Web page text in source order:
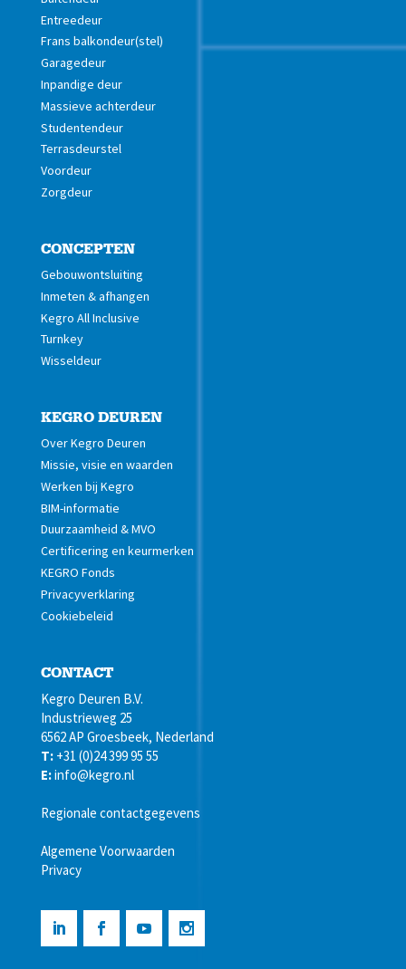
Entreedeur
Frans balkondeur(stel)
Garagedeur
Inpandige deur
Massieve achterdeur
Studentendeur
Terrasdeurstel
Voordeur
Zorgdeur
CONCEPTEN
Gebouwontsluiting
Inmeten & afhangen
Kegro All Inclusive
Turnkey
Wisseldeur
KEGRO DEUREN
Over Kegro Deuren
Missie, visie en waarden
Werken bij Kegro
BIM-informatie
Duurzaamheid & MVO
Certificering en keurmerken
KEGRO Fonds
Privacyverklaring
Cookiebeleid
CONTACT
Kegro Deuren B.V.
Industrieweg 25
6562 AP Groesbeek, Nederland
T: +31 (0)24 399 95 55
E:info@kegro.nl
Regionale contactgegevens
Algemene Voorwaarden
Privacy